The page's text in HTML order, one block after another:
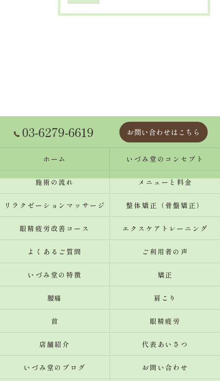
03-6279-6619 お問い合わせはこちら
ホーム いづみ堂のコンセプト
施術の流れ メニューと料金
リラクゼーションマッサージ 整体矯正（骨盤矯正）
眼精疲労改善コース エクスケアトレーニング
よくあるご質問 ご利用者の声
いづみ堂の特徴 矯正
腰痛 肩こり
首 眼精疲労
店舗紹介 代表あいさつ
いづみ堂のブログ お問い合わせ